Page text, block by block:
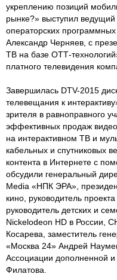
укреплению позиций
рынке?» выступил
операторских
Александр Черняев, с
ТВ на базе ОТТ-
платного телевидения
Завершилась DTV-2015
телевещания к
зрителя в равноправного
эффективных продаж
на интерактивном ТВ и
кабельных и спутниковых
контента в Интернете с
обсудили генеральный
Media «НПК ЭРА»,
кино, руководитель
руководитель детских и
Nickelodeon HD в России,
Косарева, заместитель
«Москва 24» Андрей
Ассоциации дополненной и
Филатова.